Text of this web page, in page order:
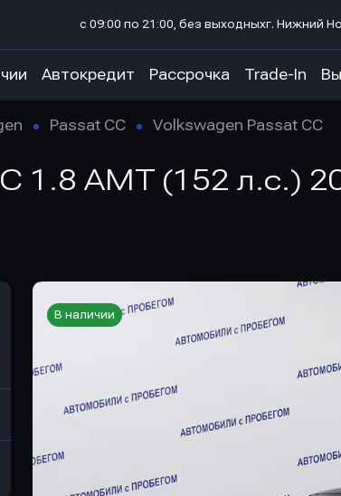
с 09:00 по 21:00, без выходныхг. Нижний
Автокредит Рассрочка Trade-In
Passat CC Volkswagen Passat CC
1.8 AMT (152 л.с.)
В наличии